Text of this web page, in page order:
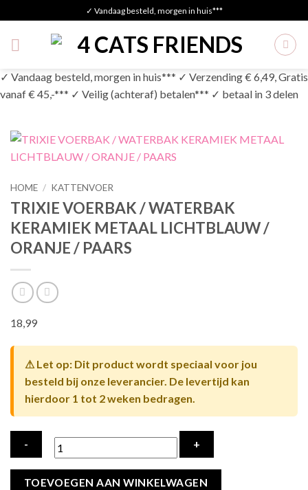
to
content
✓ Vandaag besteld, morgen in huis***
✓ Vandaag besteld, morgen in huis*** ✓ Verzending € 6,49, Gratis
vanaf € 45,-*** ✓ Veilig (achteraf) betalen*** ✓ betaal in 3 delen
HOME / KATTENVOER
TRIXIE VOERBAK / WATERBAK
KERAMIEK METAAL LICHTBLAUW /
ORANJE / PAARS
18,99
⚠ Let op: Dit product wordt speciaal voor jou
besteld bij onze leverancier. De levertijd kan
hierdoor 1 tot 2 weken bedragen.
TRIXIE
TOEVOEGEN AAN WINKELWAGEN